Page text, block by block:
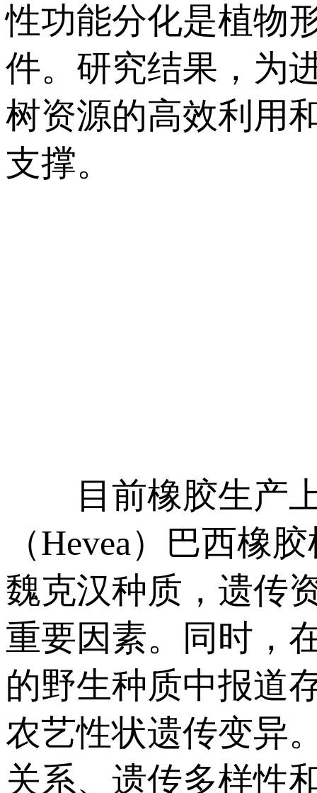
性功能分化是植物
件。研究结果，为
树资源的高效利用
支撑。
目前橡胶生产上
（Hevea）巴西橡
魏克汉种质，遗传
重要因素。同时，
的野生种质中报道
农艺性状遗传变异
关系、遗传多样性